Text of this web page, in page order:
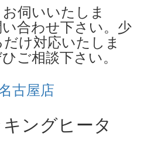
伺いいたしま
合わせ下さい。少
け対応いたしま
ご相談下さい。
古屋店